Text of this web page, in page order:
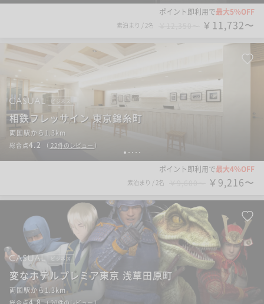
ポイント即利用で最大5％OFF
素泊まり / 2名 ￥11,732〜
1 2 3 4 5
ビジネス
相鉄フレッサイン 東京錦糸町
両国駅から1.3km
総合点4.2 （ 22件のレビュー ）
ポイント即利用で最大4％OFF
素泊まり / 2名 ￥9,216〜
ビジネス
変なホテルプレミア東京 浅草田原町
両国駅から1.3km
4.8